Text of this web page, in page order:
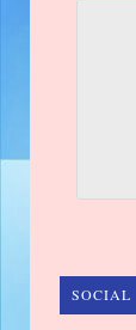
SOCIAL